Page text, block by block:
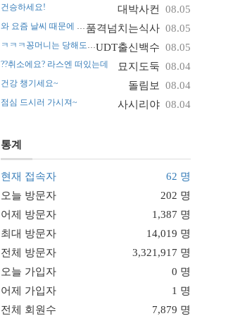
대박사컨 08.05
건승하세요!
품격넘치는식사 08.05
와 요즘 날씨 때문에 진짜 난리네요~
UDT출신백수 08.05
ㅋㅋㅋ꽁머니는 당해도 괜찮아요
묘지도둑 08.04
??취소에요? 라스엔 떠있는데
돌림보 08.04
건강 챙기세요~
사시리야 08.04
점심 드시러 가시져~
통계
현재 접속자
62 명
오늘 방문자
202 명
어제 방문자
1,387 명
최대 방문자
14,019 명
전체 방문자
3,321,917 명
오늘 가입자
0 명
어제 가입자
1 명
전체 회원수
7,879 명